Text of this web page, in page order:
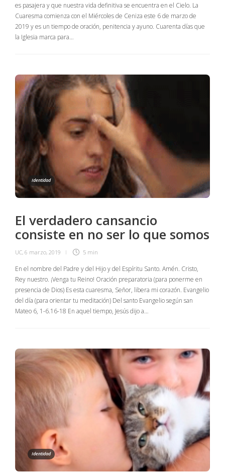
es pasajera y que nuestra vida definitiva se encuentra en el Cielo. La
Cuaresma comienza con el Miércoles de Ceniza este 6 de marzo de
2019 y es un tiempo de oración, penitencia y ayuno. Cuarenta días que
la Iglesia marca para…
Identidad
El verdadero cansancio
consiste en no ser lo que somos
UC, 6 marzo, 2019 5 min
En el nombre del Padre y del Hijo y del Espíritu Santo. Amén. Cristo,
Rey nuestro. ¡Venga tu Reino! Oración preparatoria (para ponerme en
presencia de Dios) Es esta cuaresma, Señor, libera mi corazón. Evangelio
del día (para orientar tu meditación) Del santo Evangelio según san
Mateo 6, 1-6.16-18 En aquel tiempo, Jesús dijo a…
Identidad